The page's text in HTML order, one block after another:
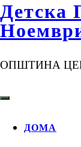
Детска
ОПШТИНА
ДОМА